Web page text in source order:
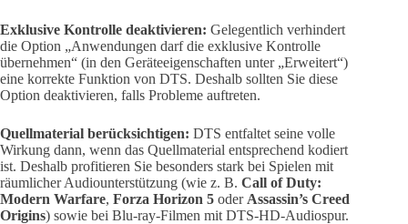
Exklusive Kontrolle deaktivieren: Gelegentlich verhindert
die Option „Anwendungen darf die exklusive Kontrolle
übernehmen“ (in den Geräteeigenschaften unter „Erweitert“)
eine korrekte Funktion von DTS. Deshalb sollten Sie diese
Option deaktivieren, falls Probleme auftreten.
Quellmaterial berücksichtigen: DTS entfaltet seine volle
Wirkung dann, wenn das Quellmaterial entsprechend kodiert
ist. Deshalb profitieren Sie besonders stark bei Spielen mit
räumlicher Audiounterstützung (wie z. B. Call of Duty:
Modern Warfare, Forza Horizon 5 oder Assassin’s Creed
Origins) sowie bei Blu-ray-Filmen mit DTS-HD-Audiospur.